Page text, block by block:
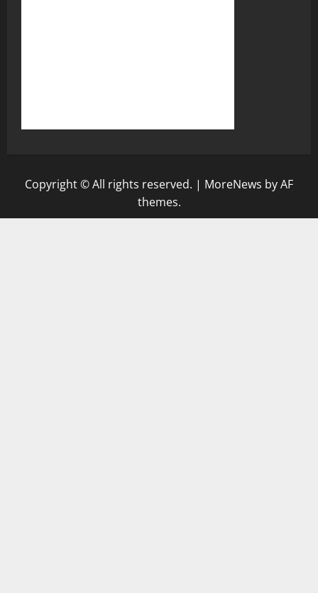
Copyright © All rights reserved. | MoreNews by AF
themes.